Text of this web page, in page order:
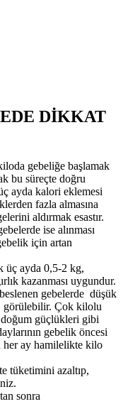
DİKKAT
gebeliğe başlamak
bu süreçte doğru
ayda kalori eklemesi
fazla almasına
aldırmak esastır.
ise alınması
için artan
üç ayda 0,5-2 kg,
kazanması uygundur.
gebelerde düşük
görülebilir. Çok kilolu
doğum güçlükleri gibi
gebelik öncesi
her ay hamilelikte kilo
tüketimini azaltıp,
sonra